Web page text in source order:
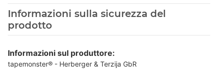
Informazioni sulla sicurezza del
prodotto
Informazioni sul produttore:
tapemonster® - Herberger & Terzija GbR